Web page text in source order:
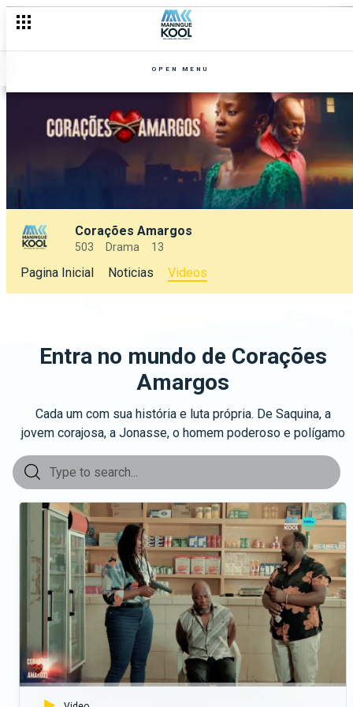
OPEN MENU
Corações Amargos
503 Drama 13
Pagina Inicial Noticias Videos
Entra no mundo de Corações
Amargos
Cada um com sua história e luta própria. De Saquina, a
jovem corajosa, a Jonasse, o homem poderoso e polígamo